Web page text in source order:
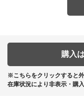
購入
※こちらをクリックすると
在庫状況により非表示・購